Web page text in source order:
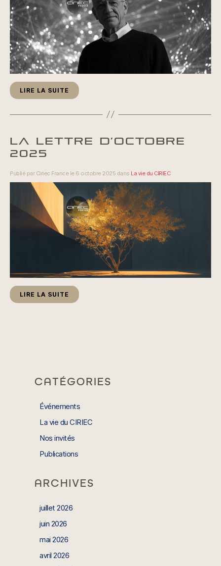
LIRE LA SUITE
LA LETTRE D’OCTOBRE
2025
Publié par Ciriec France le 6 octobre 2025 dans La vie du CIRIEC
LIRE LA SUITE
CATÉGORIES
Événements
La vie du CIRIEC
Nos invités
Publications
ARCHIVES
juillet 2026
juin 2026
mai 2026
avril 2026